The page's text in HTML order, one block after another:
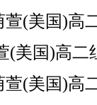
(美国)高
(美国)高二
(美国)高